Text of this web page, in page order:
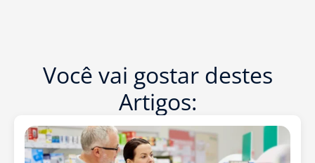
Você vai gostar destes
Artigos: